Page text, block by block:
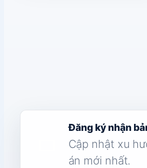
Đăng ký nhận
Cập nhật xu
án mới nhất.